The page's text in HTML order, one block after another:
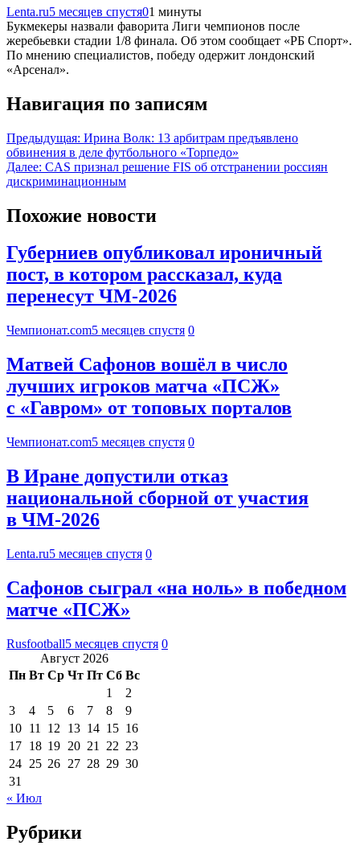
Lenta.ru5 месяцев спустя01 минуты
Букмекеры назвали фаворита Лиги чемпионов после
жеребьевки стадии 1/8 финала. Об этом сообщает «РБ Спорт».
По мнению специалистов, победу одержит лондонский
«Арсенал».
Навигация по записям
Предыдущая: Ирина Волк: 13 арбитрам предъявлено
обвинения в деле футбольного «Торпедо»
Далее: CAS признал решение FIS об отстранении россиян
дискриминационным
Похожие новости
Губерниев опубликовал ироничный
пост, в котором рассказал, куда
перенесут ЧМ-2026
Чемпионат.com5 месяцев спустя 0
Матвей Сафонов вошёл в число
лучших игроков матча «ПСЖ»
с «Гавром» от топовых порталов
Чемпионат.com5 месяцев спустя 0
В Иране допустили отказ
национальной сборной от участия
в ЧМ-2026
Lenta.ru5 месяцев спустя 0
Сафонов сыграл «на ноль» в победном
матче «ПСЖ»
Rusfootball5 месяцев спустя 0
Август 2026
Пн Вт Ср Чт Пт Сб Вс
1
2
3
4 5 6 7 8
9
10 11 12 13 14 15 16
17 18 19 20 21 22 23
24 25 26 27 28 29 30
31
« Июл
Рубрики